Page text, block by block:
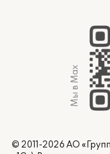
Мы в Max
© 2011-2026 АО